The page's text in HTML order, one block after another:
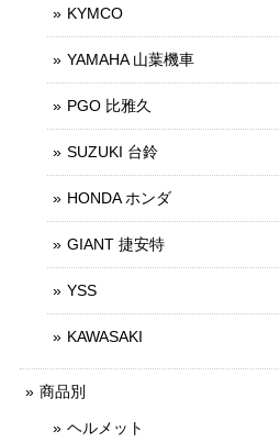
KYMCO
YAMAHA 山葉機車
PGO 比雅久
SUZUKI 台鈴
HONDA ホンダ
GIANT 捷安特
YSS
KAWASAKI
商品別
ヘルメット